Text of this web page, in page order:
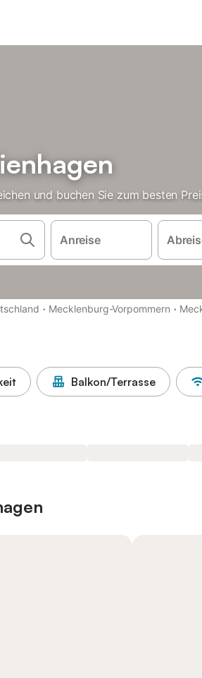
und buchen Sie zum besten
Anreise
· Mecklenburg-Vorpommern ·
Balkon/Terrasse